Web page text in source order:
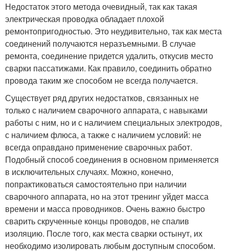
Недостаток этого метода очевидный, так как такая
электрическая проводка обладает плохой
ремонтопригодностью. Это неудивительно, так как места
соединений получаются неразъемными. В случае
ремонта, соединение придется удалить, откусив место
сварки пассатижами. Как правило, соединить обратно
провода таким же способом не всегда получается.
Существует ряд других недостатков, связанных не
только с наличием сварочного аппарата, с навыками
работы с ним, но и с наличием специальных электродов,
с наличием флюса, а также с наличием условий: не
всегда оправдано применение сварочных работ.
Подобный способ соединения в основном применяется
в исключительных случаях. Можно, конечно,
попрактиковаться самостоятельно при наличии
сварочного аппарата, но на этот тренинг уйдет масса
времени и масса проводников. Очень важно быстро
сварить скрученные концы проводов, не спалив
изоляцию. После того, как места сварки остынут, их
необходимо изолировать любым доступным способом.